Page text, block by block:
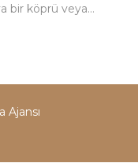
bir köprü veya
Ajansı